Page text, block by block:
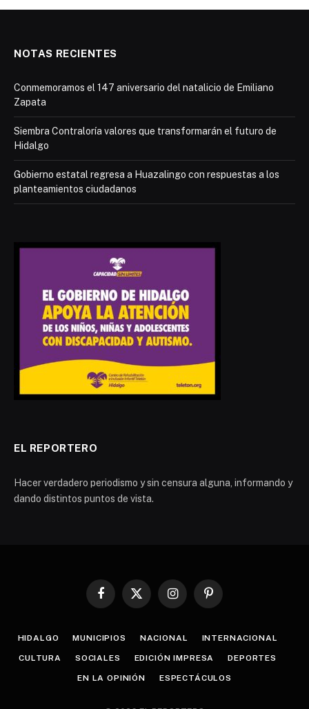
NOTAS RECIENTES
Conmemoramos el 147 aniversario del natalicio de Emiliano
Zapata
Siembra Contraloría valores que transformarán el futuro de
Hidalgo
Gobierno estatal regresa a Huazalingo con respuestas a los
planteamientos ciudadanos
EL REPORTERO
Hacer verdadero periodismo y sin censura alguna, informando y
dando distintos puntos de vista.
Facebook
X
InstagramPinterest
HIDALGO MUNICIPIOS NACIONAL INTERNACIONAL
CULTURA SOCIALES EDICIÓN IMPRESA DEPORTES
EN LA OPINIÓN ESPECTÁCULOS